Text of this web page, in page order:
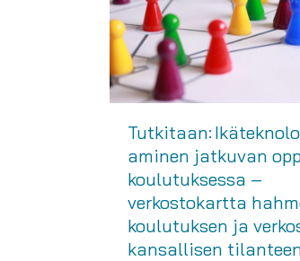
Tutkitaan:
aminen jatkuvan
koulutuksessa –
verkostokartta
koulutuksen ja
kansallisen